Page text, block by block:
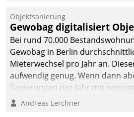
Objektsanierung
Gewobag digitalisiert
Bei rund 70.000
Gewobag in Berlin
Mieterwechsel pro Jahr an.
aufwendig genug. Wenn dann
Sanierungen pro Jahr mit
Betreuungs- und
Andreas Lerchner